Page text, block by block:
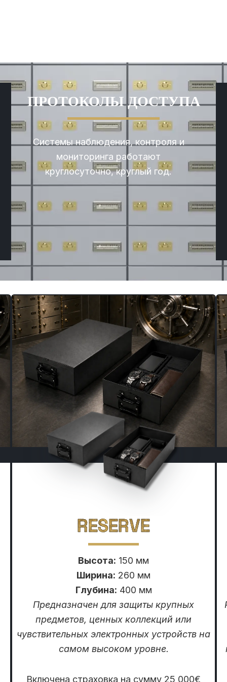
ПРОТОКОЛЫ ДОСТУПА
Системы наблюдения, контроля и
мониторинга работают
круглосуточно, круглый год.
RESERVE
Высота: 150 мм
Ширина: 260 мм
Глубина: 400 мм
Предназначен для защиты крупных
предметов, ценных коллекций или
чувствительных электронных устройств на
самом высоком уровне.
Включена страховка на сумму 25 000€